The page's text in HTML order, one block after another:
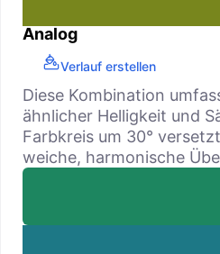
Analog
Verlauf erstellen
Diese Kombination
ähnlicher Helligkeit und
Farbkreis um 30°
weiche, harmonische